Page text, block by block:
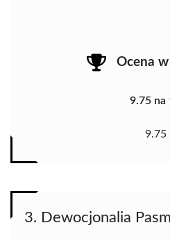
Ocena
9.75 na
9.75
3. Dewocjonalia